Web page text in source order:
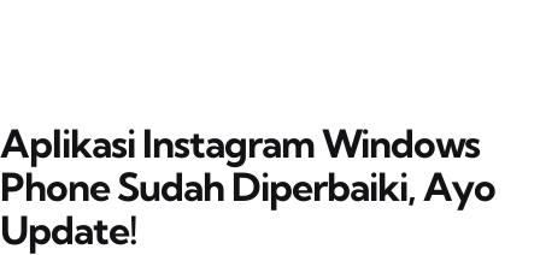
Aplikasi Instagram Windows
Phone Sudah Diperbaiki, Ayo
Update!